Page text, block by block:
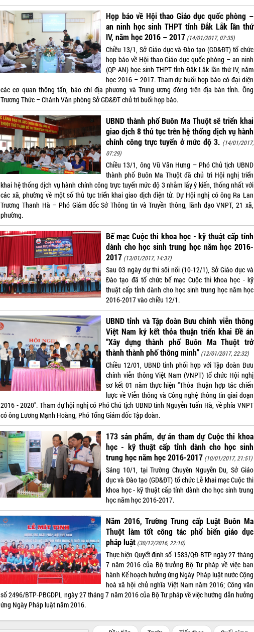
Họp báo về Hội thao Giáo dục quốc phòng –
an ninh học sinh THPT tỉnh Đắk Lắk lần thứ
IV, năm học 2016 – 2017 (14/01/2017, 07:35)
Chiều 13/1, Sở Giáo dục và Đào tạo (GD&ĐT) tổ chức
họp báo về Hội thao Giáo dục quốc phòng – an ninh
(QP-AN) học sinh THPT tỉnh Đắk Lắk lần thứ IV, năm
học 2016 – 2017. Tham dự buổi họp báo có đại diện
các cơ quan thông tấn, báo chí địa phương và Trung ương đóng trên địa bàn tỉnh. Ông
Trương Thức – Chánh Văn phòng Sở GD&ĐT chủ trì buổi họp báo.
UBND thành phố Buôn Ma Thuột sẽ triển khai
giao dịch 8 thủ tục trên hệ thống dịch vụ hành
chính công trực tuyến ở mức độ 3. (14/01/2017,
07:29)
Chiều 13/1, ông Vũ Văn Hưng – Phó Chủ tịch UBND
thành phố Buôn Ma Thuột đã chủ trì Hội nghị triển
khai hệ thống dịch vụ hành chính công trực tuyến mức độ 3 nhằm lấy ý kiến, thống nhất với
các xã, phường về một số thủ tục triển khai giao dịch điện tử. Dự Hội nghị có ông Ra Lan
Trương Thanh Hà – Phó Giám đốc Sở Thông tin và Truyền thông, lãnh đạo VNPT, 21 xã,
phường.
Bế mạc Cuộc thi khoa học - kỹ thuật cấp tỉnh
dành cho học sinh trung học năm học 2016-
2017 (13/01/2017, 14:37)
Sau 03 ngày dự thi sôi nổi (10-12/1), Sở Giáo dục và
Đào tạo đã tổ chức bế mạc Cuộc thi khoa học - kỹ
thuật cấp tỉnh dành cho học sinh trung học năm học
2016-2017 vào chiều 12/1.
UBND tỉnh và Tập đoàn Bưu chính viễn thông
Việt Nam ký kết thỏa thuận triển khai Đề án
“Xây dựng thành phố Buôn Ma Thuột trở
thành thành phố thông minh” (12/01/2017, 22:32)
Chiều 12/01, UBND tỉnh phối hợp với Tập đoàn Bưu
chính viễn thông Việt Nam (VNPT) tổ chức Hội nghị
sơ kết 01 năm thực hiện “Thỏa thuận hợp tác chiến
lược về Viễn thông và Công nghệ thông tin giai đoạn
2016 - 2020”. Tham dự hội nghị có Phó Chủ tịch UBND tỉnh Nguyễn Tuấn Hà, về phía VNPT
có ông Lương Mạnh Hoàng, Phó Tổng Giám đốc Tập đoàn.
173 sản phẩm, dự án tham dự Cuộc thi khoa
học - kỹ thuật cấp tỉnh dành cho học sinh
trung học năm học 2016-2017 (10/01/2017, 21:51)
Sáng 10/1, tại Trường Chuyên Nguyễn Du, Sở Giáo
dục và Đào tạo (GD&ĐT) tổ chức Lễ khai mạc Cuộc thi
khoa học - kỹ thuật cấp tỉnh dành cho học sinh trung
học năm học 2016-2017.
Năm 2016, Trường Trung cấp Luật Buôn Ma
Thuột làm tốt công tác phổ biến giáo dục
pháp luật (30/12/2016, 22:10)
Thực hiện Quyết định số 1583/QĐ-BTP ngày 27 tháng
7 năm 2016 của Bộ trưởng Bộ Tư pháp về việc ban
hành Kế hoạch hưởng ứng Ngày Pháp luật nước Cộng
hoà xã hội chủ nghĩa Việt Nam năm 2016; Công văn
số 2496/BTP-PBGDPL ngày 27 tháng 7 năm 2016 của Bộ Tư pháp về việc hướng dẫn hưởng
ứng Ngày Pháp luật năm 2016.